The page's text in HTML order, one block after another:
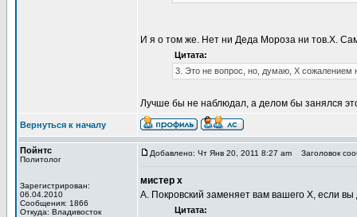
И я о том же. Нет ни Деда Мороза ни тов.Х.
Цитата:
3. Это не вопрос, но, думаю, Х сожалением
Лучше бы не наблюдал, а делом бы занялся
Вернуться к началу
Пойнтс
Политолог
Зарегистрирован:
06.04.2010
Сообщения: 1866
Откуда: Владивосток
Добавлено: Чт Янв 20, 2011 8:27 am Заголовок
мистер х
А. Покровский заменяет вам вашего Х, если
Цитата: